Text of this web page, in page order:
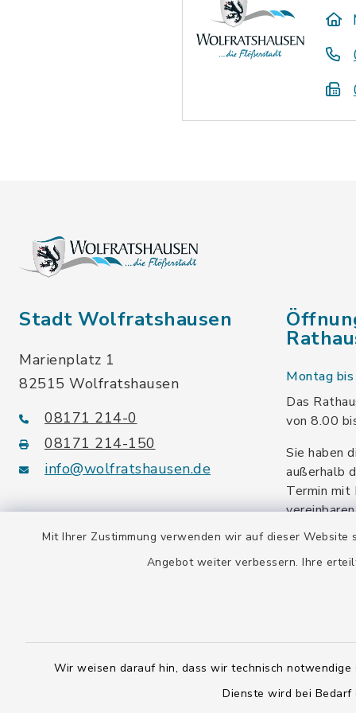
Mit Ihrer Zustimmung verwenden wir auf dieser
Angebot weiter verbessern. Ihre
Wir weisen darauf hin, dass wir technisch
Dienste wird bei
Stadt Wolfratshausen
Marienplatz 1
82515 Wolfratshausen
08171 214-0
08171 214-150
info@wolfratshausen.de
Montag
Das
von 8.00
Sie haben
außerhalb
Termin mit